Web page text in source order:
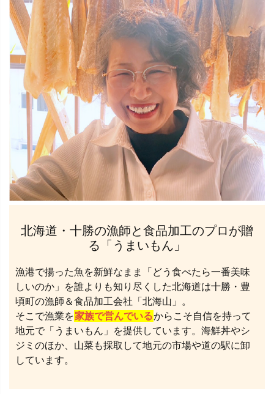
北海道・十勝の漁師と食品加工のプロが贈
る「うまいもん」
漁港で揚った魚を新鮮なまま「どう食べたら一番美味
しいのか」を誰よりも知り尽くした北海道は十勝・豊
頃町の漁師＆食品加工会社「北海山」。
そこで漁業を家族で営んでいるからこそ自信を持って
地元で「うまいもん」を提供しています。海鮮丼やシ
ジミのほか、山菜も採取して地元の市場や道の駅に卸
しています。